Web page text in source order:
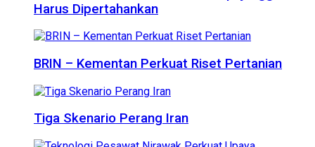
Harus Dipertahankan
BRIN – Kementan Perkuat Riset Pertanian
Tiga Skenario Perang Iran